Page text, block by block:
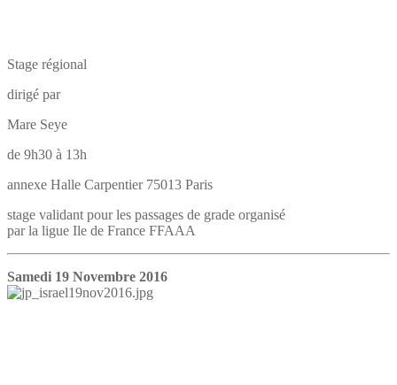
Stage régional
dirigé par
Mare Seye
de 9h30 à 13h
annexe Halle Carpentier 75013 Paris
stage validant pour les passages de grade organisé
par la ligue Ile de France FFAAA
Samedi 19 Novembre 2016